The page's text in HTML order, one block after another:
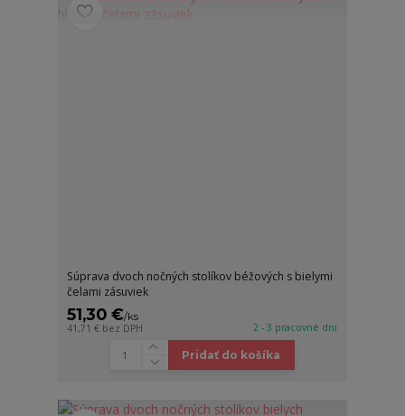
Súprava dvoch nočných stolíkov béžových s bielymi
čelami zásuviek
51,30 €/ks
41,71 € bez DPH 2 - 3 pracovné dni
Pridať do košíka